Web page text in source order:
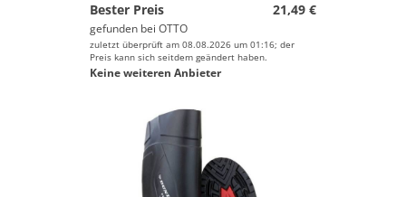
Bester Preis
21,49 €
gefunden bei OTTO
zuletzt überprüft am 08.08.2026 um 01:16; der
Preis kann sich seitdem geändert haben.
Keine weiteren Anbieter